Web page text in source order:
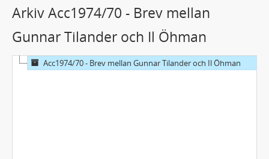
Arkiv Acc1974/70 - Brev mellan
Gunnar Tilander och Il Öhman
Acc1974/70 - Brev mellan Gunnar Tilander och Il Öhman